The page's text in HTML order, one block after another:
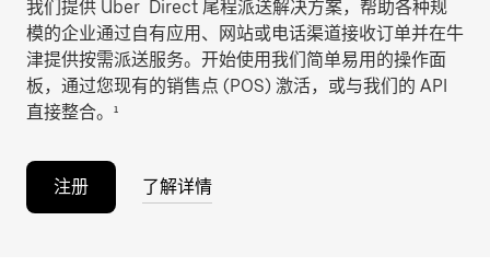
我们提供 Uber Direct 尾程派送解决方案，帮助各种规
模的企业通过自有应用、网站或电话渠道接收订单并在牛
津提供按需派送服务。开始使用我们简单易用的操作面
板，通过您现有的销售点 (POS) 激活，或与我们的 API
直接整合。¹
注册 了解详情